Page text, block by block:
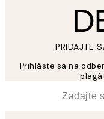
PRIDAJTE
Prihláste sa na